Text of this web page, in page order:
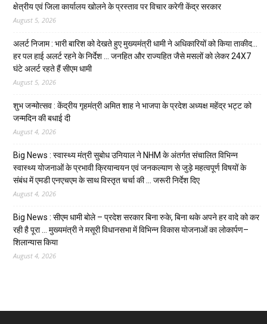
क्षेत्रीय एवं जिला कार्यालय खोलने के प्रस्ताव पर विचार करेगी केंद्र सरकार
August 5, 2026
अलर्ट निजाम : भारी बारिश को देखते हुए मुख्यमंत्री धामी ने अधिकारियों को किया ताकीद…
हर पल हाई अलर्ट रहने के निर्देश … जनहित और राज्यहित जैसे मसलों को लेकर 24X7
घंटे अलर्ट रहते हैं सीएम धामी
August 5, 2026
शुभ जन्मोत्सव : केंद्रीय गृहमंत्री अमित शाह ने भाजपा के प्रदेश अध्यक्ष महेंद्र भट्ट को
जन्मदिन की बधाई दी
August 4, 2026
Big News : स्वास्थ्य मंत्री सुबोध उनियाल ने NHM के अंतर्गत संचालित विभिन्न
स्वास्थ्य योजनाओं के प्रभावी क्रियान्वयन एवं जनकल्याण से जुड़े महत्वपूर्ण विषयों के
संबंध में एमडी एनएचएम के साथ विस्तृत चर्चा की … जरूरी निर्देश दिए
August 4, 2026
Big News : सीएम धामी बोले – प्रदेश सरकार बिना रुके, बिना थके अपने हर वादे को कर
रही है पूरा … मुख्यमंत्री ने मसूरी विधानसभा में विभिन्न विकास योजनाओं का लोकार्पण–
शिलान्यास किया
August 4, 2026